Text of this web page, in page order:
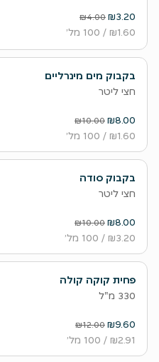
₪3.20
₪4.00
₪1.60 / 100 מל׳
בקבוק מים מינרליים
חצי ליטר
₪8.00
₪10.00
₪1.60 / 100 מל׳
בקבוק סודה
חצי ליטר
₪8.00
₪10.00
₪3.20 / 100 מל׳
פחית קוקה קולה
330 מ"ל
₪9.60
₪12.00
₪2.91 / 100 מל׳